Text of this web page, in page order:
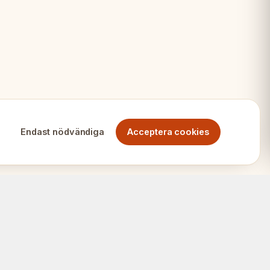
Endast nödvändiga Acceptera cookies